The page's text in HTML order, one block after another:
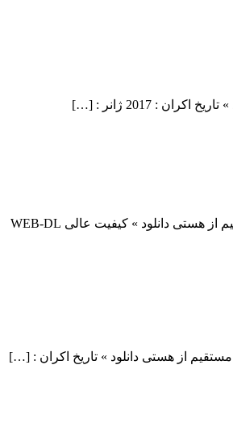
دانلود فیلم The Mummy 2017 دانلود فیلم The Mummy 2017 لینک مستقیم دانلود فیلم The Mummy 2017 با کیفیت خوب (720p HDRip) « دانلود رایگان با لینک مستقیم از هستی دانلود » کیفیت عالی WEB-DL